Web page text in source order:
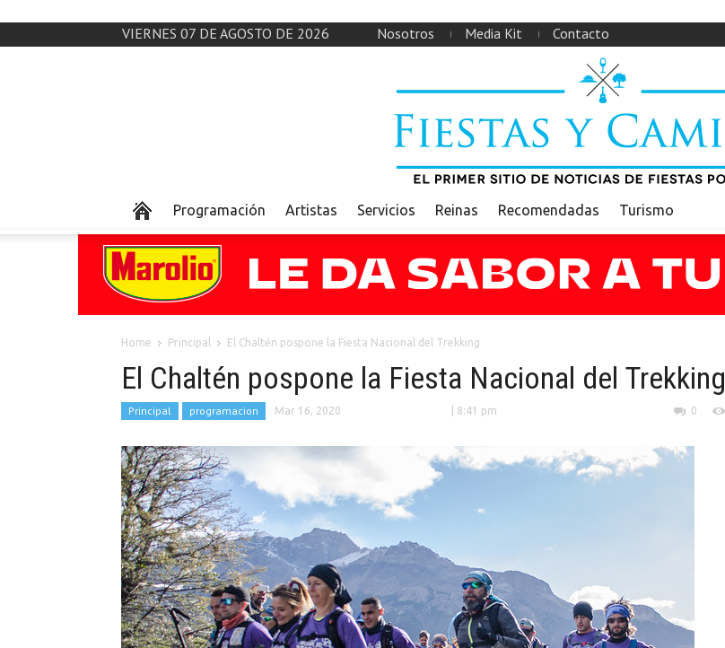
VIERNES 07 DE AGOSTO DE 2026 Nosotros Media Kit Contacto
Programación Artistas Servicios Reinas Recomendadas Turismo
Home Principal El Chaltén pospone la Fiesta Nacional del Trekking
El Chaltén pospone la Fiesta Nacional del Trekking
Principal programacion Mar 16, 2020 | 8:41 pm 0